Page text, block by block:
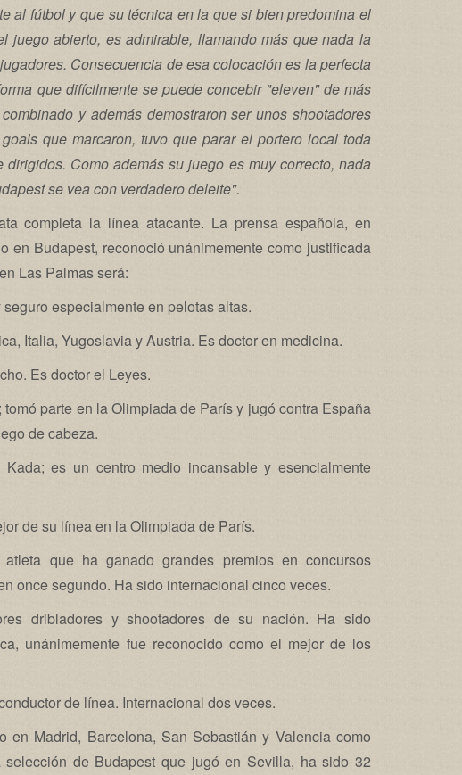
al fútbol y que su técnica en la que si bien predomina el
juego abierto, es admirable, llamando más que nada la
Consecuencia de esa colocación es la perfecta
que difícilmente se puede concebir "eleven" de más
y además demostraron ser unos shootadores
que marcaron, tuvo que parar el portero local toda
Como además su juego es muy correcto, nada
se vea con verdadero deleite".
completa la línea atacante. La prensa española, en
en Budapest, reconoció unánimemente como justificada
Las Palmas será:
especialmente en pelotas altas.
Italia, Yugoslavia y Austria. Es doctor en medicina.
Es doctor el Leyes.
parte en la Olimpiada de París y jugó contra España
de cabeza.
es un centro medio incansable y esencialmente
de su línea en la Olimpiada de París.
que ha ganado grandes premios en concursos
once segundo. Ha sido internacional cinco veces.
dribladores y shootadores de su nación. Ha sido
unánimemente fue reconocido como el mejor de los
de línea. Internacional dos veces.
en Madrid, Barcelona, San Sebastián y Valencia como
de Budapest que jugó en Sevilla, ha sido 32